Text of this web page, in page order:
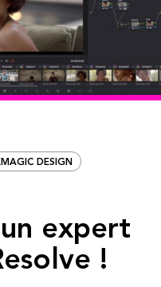
DESIGN
expert
!